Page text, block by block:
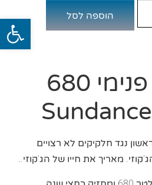
פתח הוספה לסל
פילטר פנימי 680
נגד חלקיקים לא רצויים
מאריך את חייו של הג'קוזי..